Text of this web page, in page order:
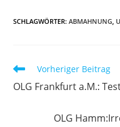
SCHLAGWÖRTER:ABMAHNUNG,
Weitere
ansehen
Vorheriger Beitrag
OLG Frankfurt a.M.:
OLG